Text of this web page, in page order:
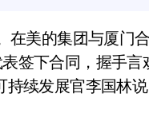
手机塞冰箱，你中招了吗
实测，值不值得冲？
签下合同，握手
续发展官李国林